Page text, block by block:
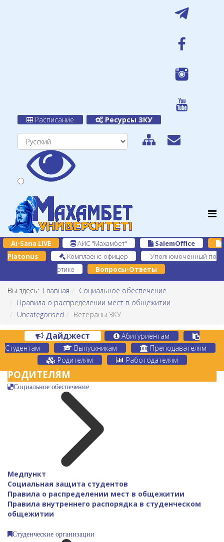
Расписание Ресурсы ЗКУ
Ai-Sana LIVE АИС "Махамбет"
SalemOffice
Platonus
Комплаенс-офицер
Уполномоченный по
этике
Вопросы-Ответы
Вы здесь: Главная
Социальное обеспечение
Правила о распределении мест в общежитии
Uncategorised
Ветераны ЗКУ
Дайджест
Абитуриентам
Студентам
Выпускникам
Преподавателям
Родителям
Работодателям
РОДИТЕЛЯМ
Социальное обеспечение
Медпункт
Социальная защита студентов
Правила о распределении мест в общежитии
Правила внутреннего распорядка в студенческом
общежитии
Студенческие организации